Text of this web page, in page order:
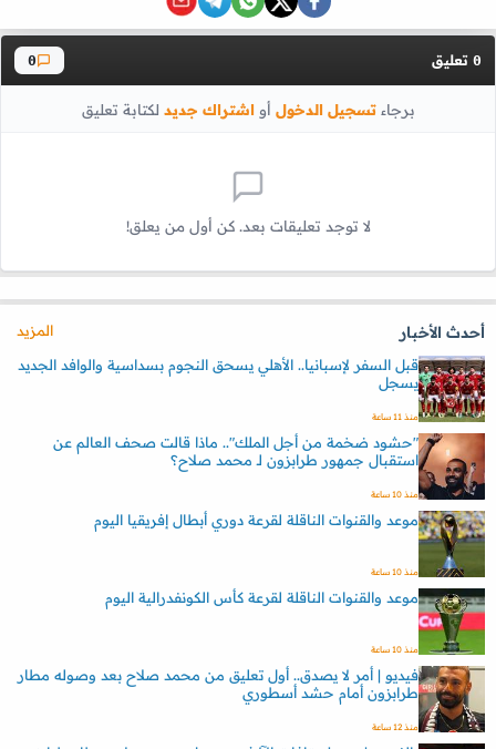
0 تعليق 0
برجاءتسجيل الدخول أواشتراك جديد لكتابة تعليق
لا توجد تعليقات بعد. كن أول من يعلق!
أحدث الأخبار
المزيد
قبل السفر لإسبانيا.. الأهلي يسحق النجوم بسداسية والوافد الجديد
يسجل
منذ 11 ساعة
"حشود ضخمة من أجل الملك".. ماذا قالت صحف العالم عن
استقبال جمهور طرابزون لـ محمد صلاح؟
منذ 10 ساعة
موعد والقنوات الناقلة لقرعة دوري أبطال إفريقيا اليوم
منذ 10 ساعة
موعد والقنوات الناقلة لقرعة كأس الكونفدرالية اليوم
منذ 10 ساعة
فيديو | أمر لا يصدق.. أول تعليق من محمد صلاح بعد وصوله مطار
طرابزون أمام حشد أسطوري
منذ 12 ساعة